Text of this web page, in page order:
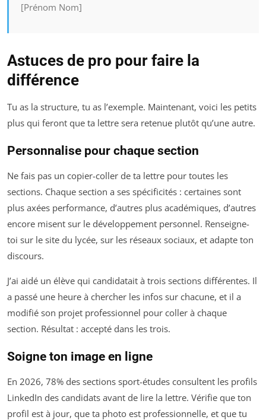
[Prénom Nom]
Astuces de pro pour faire la
différence
Tu as la structure, tu as l’exemple. Maintenant, voici les petits
plus qui feront que ta lettre sera retenue plutôt qu’une autre.
Personnalise pour chaque section
Ne fais pas un copier-coller de ta lettre pour toutes les
sections. Chaque section a ses spécificités : certaines sont
plus axées performance, d’autres plus académiques, d’autres
encore misent sur le développement personnel. Renseigne-
toi sur le site du lycée, sur les réseaux sociaux, et adapte ton
discours.
J’ai aidé un élève qui candidatait à trois sections différentes. Il
a passé une heure à chercher les infos sur chacune, et il a
modifié son projet professionnel pour coller à chaque
section. Résultat : accepté dans les trois.
Soigne ton image en ligne
En 2026, 78% des sections sport-études consultent les profils
LinkedIn des candidats avant de lire la lettre. Vérifie que ton
profil est à jour, que ta photo est professionnelle, et que tu